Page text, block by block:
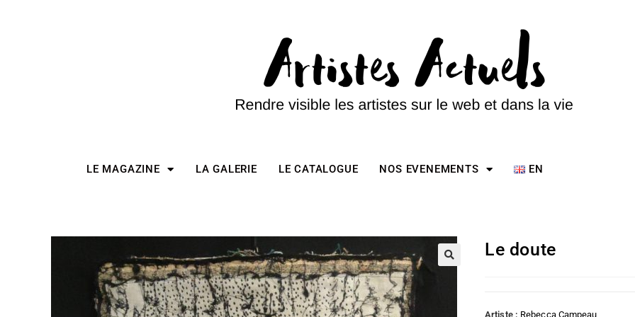
LE MAGAZINE LA GALERIE LE CATALOGUE NOS EVENEMENTS EN
Le doute
Artiste : Rebecca Campeau